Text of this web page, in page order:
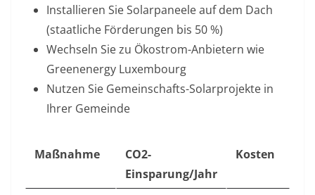
Installieren Sie Solarpaneele auf dem Dach
(staatliche Förderungen bis 50 %)
Wechseln Sie zu Ökostrom-Anbietern wie
Greenenergy Luxembourg
Nutzen Sie Gemeinschafts-Solarprojekte in
Ihrer Gemeinde
Maßnahme
CO2-
Einsparung/Jahr
Kosten